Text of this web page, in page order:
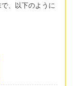
、以下のように